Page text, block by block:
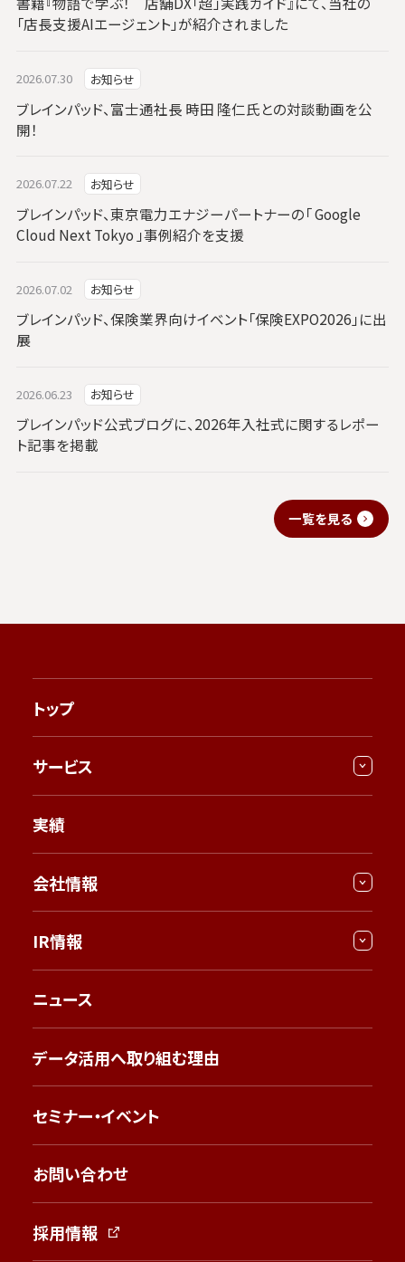
「店長支援AIエージェント」が紹介されました
2026.07.30 お知らせ
ブレインパッド、富士通社長 時田 隆仁氏との対談動画を公
開！
2026.07.22 お知らせ
ブレインパッド、東京電力エナジーパートナーの「 Google
Cloud Next Tokyo 」事例紹介を支援
2026.07.02 お知らせ
ブレインパッド、保険業界向けイベント「保険EXPO2026」に出
展
2026.06.23 お知らせ
ブレインパッド公式ブログに、2026年入社式に関するレポー
ト記事を掲載
一覧を見る
トップ
サービス
実績
会社情報
IR情報
ニュース
データ活用へ取り組む理由
セミナー・イベント
お問い合わせ
採用情報